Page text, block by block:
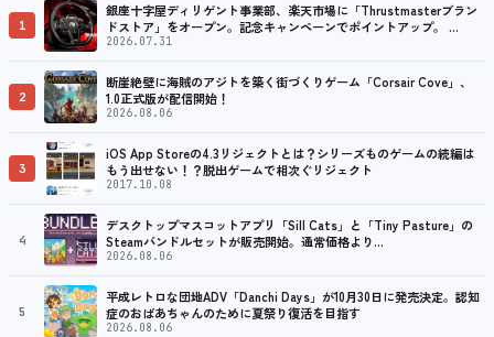
1
銀座十字屋ディリゲント事業部、楽天市場に「Thrustmasterブラン
ドストア」をオープン。記念キャンペーンでポイントアップ。 …
2026.07.31
2
断崖絶壁に海賊のアジトを築く街づくりゲーム「Corsair Cove」、
1.0正式版が配信開始！
2026.08.06
3
iOS App Storeの4.3リジェクトとは？シリーズものゲームの続編は
もう出せない！？脱出ゲームで相次ぐリジェクト
2017.10.08
4
デスクトップマスコットアプリ「Sill Cats」と「Tiny Pasture」の
Steamバンドルセットが販売開始。通常価格より…
2026.08.06
5
平成レトロな団地ADV「Danchi Days」が10月30日に発売決定。認知
症のおばあちゃんのために夏祭り復活を目指す
2026.08.06